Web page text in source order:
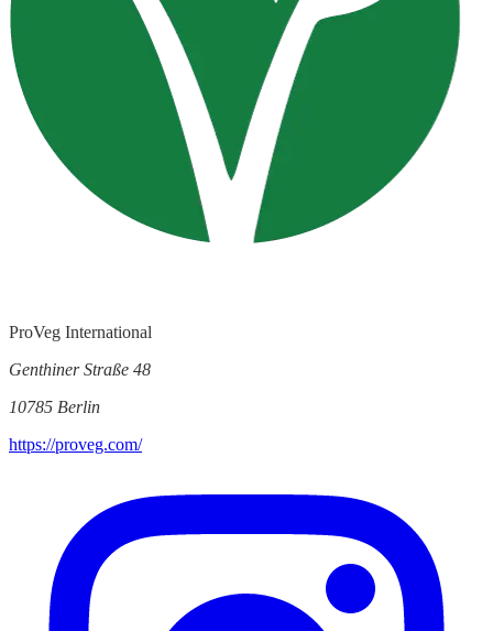
ProVeg International
Genthiner Straße 48
10785 Berlin
https://proveg.com/